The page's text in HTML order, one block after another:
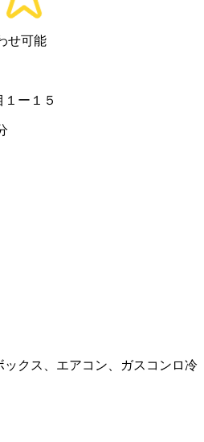
せ可能
ー１５
クス、エアコン、ガスコンロ冷